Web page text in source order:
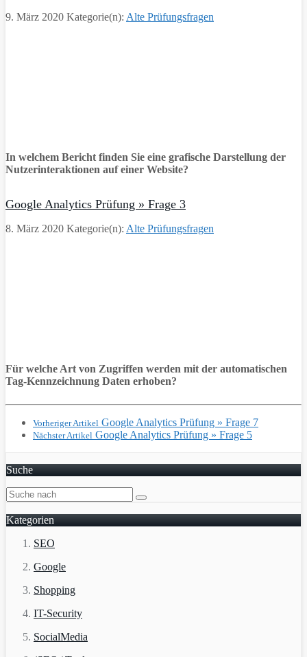
9. März 2020 Kategorie(n): Alte Prüfungsfragen
In welchem Bericht finden Sie eine grafische Darstellung der
Nutzerinteraktionen auf einer Website?
Google Analytics Prüfung » Frage 3
8. März 2020 Kategorie(n): Alte Prüfungsfragen
Für welche Art von Zugriffen werden mit der automatischen
Tag-Kennzeichnung Daten erhoben?
Vorheriger Artikel Google Analytics Prüfung » Frage 7
Nächster Artikel Google Analytics Prüfung » Frage 5
Suche
Kategorien
SEO
Google
Shopping
IT-Security
SocialMedia